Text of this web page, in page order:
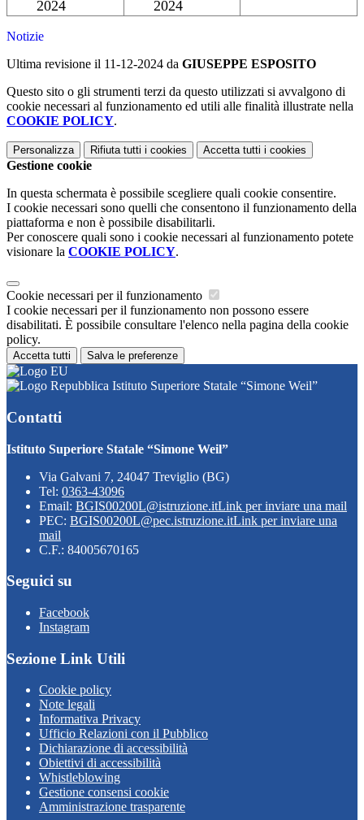
Notizie
Ultima revisione il 11-12-2024 da GIUSEPPE ESPOSITO
Questo sito o gli strumenti terzi da questo utilizzati si avvalgono di
cookie necessari al funzionamento ed utili alle finalità illustrate nella
COOKIE POLICY.
Personalizza Rifiuta tutti i cookies Accetta tutti i cookies
Gestione cookie
In questa schermata è possibile scegliere quali cookie consentire.
I cookie necessari sono quelli che consentono il funzionamento della
piattaforma e non è possibile disabilitarli.
Per conoscere quali sono i cookie necessari al funzionamento potete
visionare la COOKIE POLICY.
Cookie necessari per il funzionamento
I cookie necessari per il funzionamento non possono essere
disabilitati. È possibile consultare l'elenco nella pagina della cookie
policy.
Accetta tutti Salva le preferenze
Istituto Superiore Statale “Simone Weil”
Contatti
Istituto Superiore Statale “Simone Weil”
Via Galvani 7, 24047 Treviglio (BG)
Tel: 0363-43096
Email: BGIS00200L@istruzione.itLink per inviare una mail
PEC: BGIS00200L@pec.istruzione.itLink per inviare una
mail
C.F.: 84005670165
Seguici su
Facebook
Instagram
Sezione Link Utili
Cookie policy
Note legali
Informativa Privacy
Ufficio Relazioni con il Pubblico
Dichiarazione di accessibilità
Obiettivi di accessibilità
Whistleblowing
Gestione consensi cookie
Amministrazione trasparente